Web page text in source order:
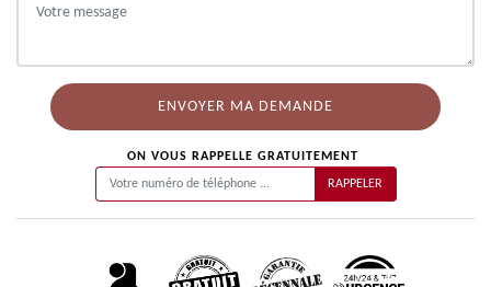
ON VOUS RAPPELLE GRATUITEMENT